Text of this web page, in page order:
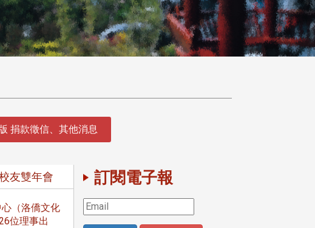
捐款徵信、其他消息
友雙年會
（洛僑文化
位理事出
訂閱電子報